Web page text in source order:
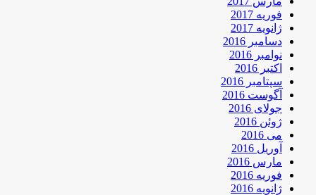
فوریه 2017
ژانویه 2017
دسامبر 2016
نوامبر 2016
اکتبر 2016
سپتامبر 2016
آگوست 2016
جولای 2016
ژوئن 2016
می 2016
آوریل 2016
مارس 2016
فوریه 2016
ژانویه 2016